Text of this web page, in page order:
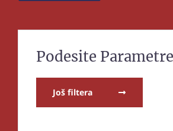
Podesite Parametre
Još filtera